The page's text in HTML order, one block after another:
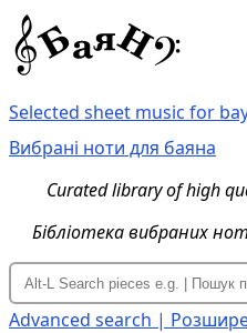
Selected sheet music for
Вибрані ноти для баяна
Curated library of high
Бібліотека вибраних
Advanced search |